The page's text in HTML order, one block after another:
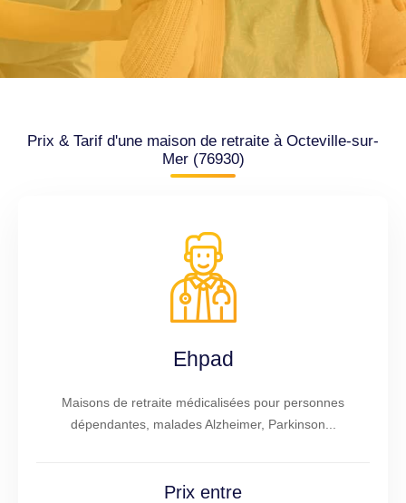
Prix & Tarif d'une maison de retraite à Octeville-sur-
Mer (76930)
Ehpad
Maisons de retraite médicalisées pour personnes
dépendantes, malades Alzheimer, Parkinson...
Prix entre